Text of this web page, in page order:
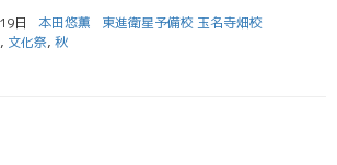
日 本田悠薫
東進衛星予備校 玉名寺畑校
, 文化祭, 秋